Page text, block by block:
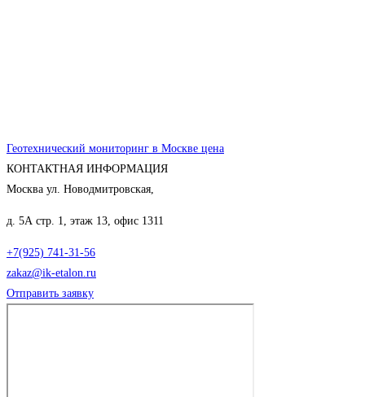
Геотехнический мониторинг в Москве цена
КОНТАКТНАЯ ИНФОРМАЦИЯ
Москва ул. Новодмитровская,
д. 5А стр. 1, этаж 13, офис 1311
+7(925) 741-31-56
zakaz@ik-etalon.ru
Отправить заявку